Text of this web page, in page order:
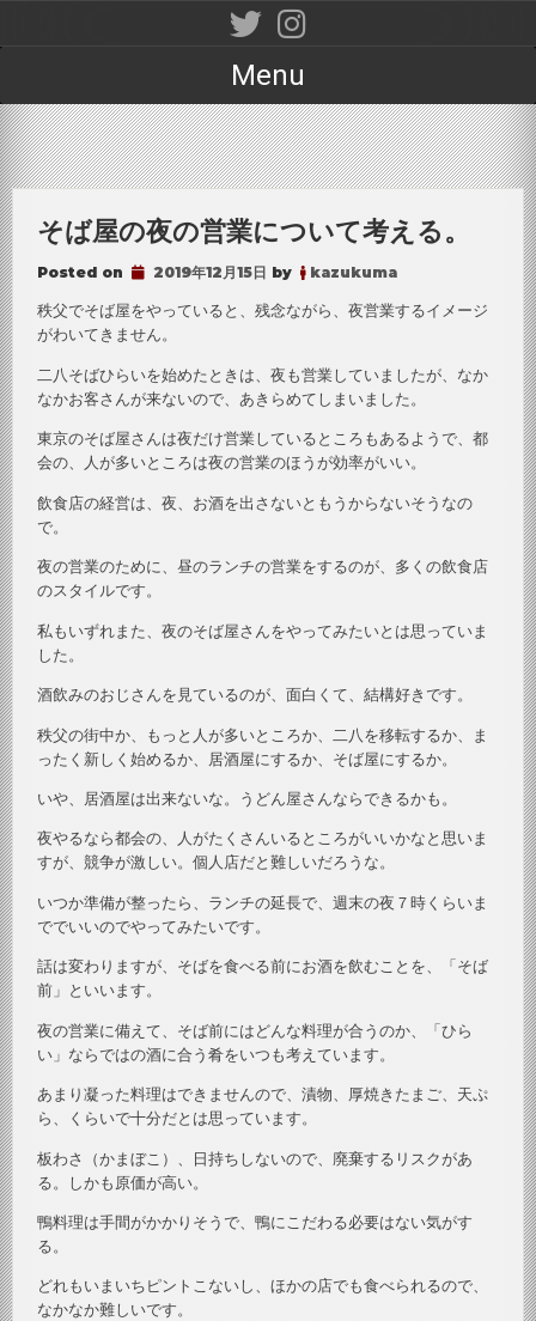
content
Menu
そば屋の夜の営業について考える。
Posted on 2019年12月15日 by kazukuma
秩父でそば屋をやっていると、残念ながら、夜営業するイメージ
がわいてきません。
二八そばひらいを始めたときは、夜も営業していましたが、なか
なかお客さんが来ないので、あきらめてしまいました。
東京のそば屋さんは夜だけ営業しているところもあるようで、都
会の、人が多いところは夜の営業のほうが効率がいい。
飲食店の経営は、夜、お酒を出さないともうからないそうなの
で。
夜の営業のために、昼のランチの営業をするのが、多くの飲食店
のスタイルです。
私もいずれまた、夜のそば屋さんをやってみたいとは思っていま
した。
酒飲みのおじさんを見ているのが、面白くて、結構好きです。
秩父の街中か、もっと人が多いところか、二八を移転するか、ま
ったく新しく始めるか、居酒屋にするか、そば屋にするか。
いや、居酒屋は出来ないな。うどん屋さんならできるかも。
夜やるなら都会の、人がたくさんいるところがいいかなと思いま
すが、競争が激しい。個人店だと難しいだろうな。
いつか準備が整ったら、ランチの延長で、週末の夜７時くらいま
ででいいのでやってみたいです。
話は変わりますが、そばを食べる前にお酒を飲むことを、「そば
前」といいます。
夜の営業に備えて、そば前にはどんな料理が合うのか、「ひら
い」ならではの酒に合う肴をいつも考えています。
あまり凝った料理はできませんので、漬物、厚焼きたまご、天ぷ
ら、くらいで十分だとは思っています。
板わさ（かまぼこ）、日持ちしないので、廃棄するリスクがあ
る。しかも原価が高い。
鴨料理は手間がかかりそうで、鴨にこだわる必要はない気がす
る。
どれもいまいちピントこないし、ほかの店でも食べられるので、
なかなか難しいです。